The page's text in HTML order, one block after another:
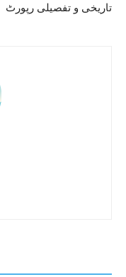
تاریخی و تفصیلی رپورٹ